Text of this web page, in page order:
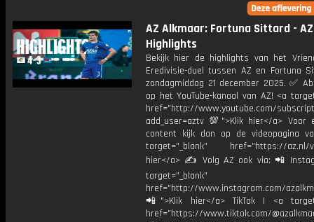
AZ Alkmaar: Fortuna Sittard -
Highlights
Bekijk hier de highlights van het
Eredivisie-duel tussen AZ en Fortuna
zondagmiddag 21 december 2025. ✅
op het YouTube-kanaal van AZ! <a
href="http://www.youtube.com/
add_user=aztv 💯">Klik hier</a> Voor
content kijk dan op de videopagina
target="_blank" href="https://az.nl/
hier</a> ✍ Volg AZ ook via: 📲
target="_blank"
href="http://www.instagram.com/
📲">Klik hier</a> TikTok | <a
href="https://www.tiktok.com/